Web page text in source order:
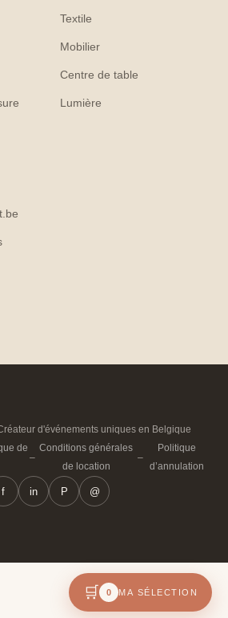
Textile
Mobilier
Centre de table
Lumière
d'événements uniques en Belgique
de
–
Conditions générales
de location
–
Politique
d’annulation
f in P @
🛒 0 MA SÉLECTION